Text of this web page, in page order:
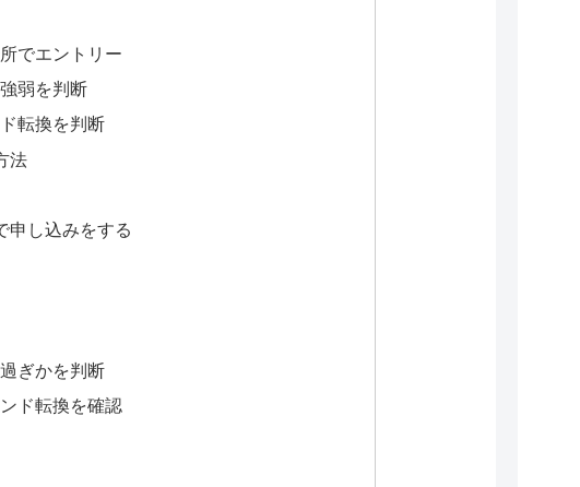
でエントリー
弱を判断
転換を判断
法
申し込みをする
ぎかを判断
ド転換を確認